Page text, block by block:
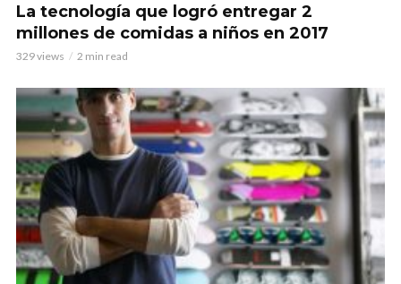
La tecnología que logró entregar 2
millones de comidas a niños en 2017
329 views 2 min read